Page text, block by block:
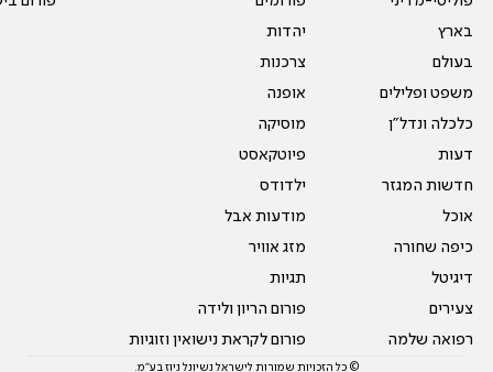
בארץ
בעולם
משפט ופלילים
כלכלה ונדל"ן
דעות
חדשות המגזר
אוכל
כיפה שחורה
דיגיטל
צעירים
רפואה שלמה
יהדות
צרכנות
אופנה
מוסיקה
פיוטקאסט
ילדודס
מודעות אבל
מזג אוויר
תגיות
פורום הריון ולידה
פורום לקראת נישואין וזוגיות
© כל הזכויות שמורות לישראל נשיונל ניוז בע"מ.